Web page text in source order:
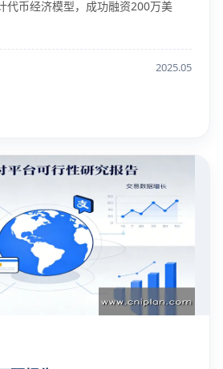
代币经济模型，成功融资200万美
2025.05